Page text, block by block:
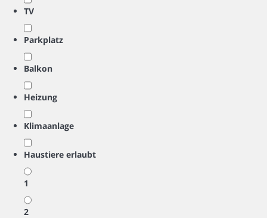
TV
Parkplatz
Balkon
Heizung
Klimaanlage
Haustiere erlaubt
1
2